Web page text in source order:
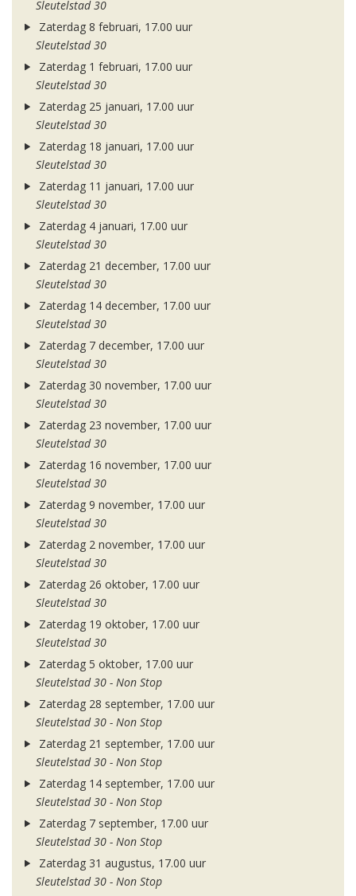
Sleutelstad 30
Zaterdag 8 februari, 17.00 uur
Sleutelstad 30
Zaterdag 1 februari, 17.00 uur
Sleutelstad 30
Zaterdag 25 januari, 17.00 uur
Sleutelstad 30
Zaterdag 18 januari, 17.00 uur
Sleutelstad 30
Zaterdag 11 januari, 17.00 uur
Sleutelstad 30
Zaterdag 4 januari, 17.00 uur
Sleutelstad 30
Zaterdag 21 december, 17.00 uur
Sleutelstad 30
Zaterdag 14 december, 17.00 uur
Sleutelstad 30
Zaterdag 7 december, 17.00 uur
Sleutelstad 30
Zaterdag 30 november, 17.00 uur
Sleutelstad 30
Zaterdag 23 november, 17.00 uur
Sleutelstad 30
Zaterdag 16 november, 17.00 uur
Sleutelstad 30
Zaterdag 9 november, 17.00 uur
Sleutelstad 30
Zaterdag 2 november, 17.00 uur
Sleutelstad 30
Zaterdag 26 oktober, 17.00 uur
Sleutelstad 30
Zaterdag 19 oktober, 17.00 uur
Sleutelstad 30
Zaterdag 5 oktober, 17.00 uur
Sleutelstad 30 - Non Stop
Zaterdag 28 september, 17.00 uur
Sleutelstad 30 - Non Stop
Zaterdag 21 september, 17.00 uur
Sleutelstad 30 - Non Stop
Zaterdag 14 september, 17.00 uur
Sleutelstad 30 - Non Stop
Zaterdag 7 september, 17.00 uur
Sleutelstad 30 - Non Stop
Zaterdag 31 augustus, 17.00 uur
Sleutelstad 30 - Non Stop